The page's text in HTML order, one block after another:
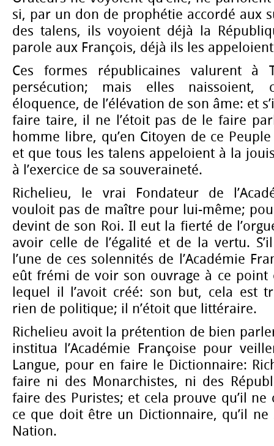
si, par un don de prophétie accordé aux
des talens, ils voyoient déjà la
parole aux François, déjà ils les
Ces formes républicaines valurent à
persécution; mais elles naissoient,
éloquence, de l’élévation de son âme: et
faire taire, il ne l’étoit pas de le faire
homme libre, qu’en Citoyen de ce
et que tous les talens appeloient à la
à l’exercice de sa souveraineté.
Richelieu, le vrai Fondateur de
vouloit pas de maître pour lui-même;
devint de son Roi. Il eut la fierté de
avoir celle de l’égalité et de la vertu.
l’une de ces solennités de l’Académie
eût frémi de voir son ouvrage à ce
lequel il l’avoit créé: son but, cela est
rien de politique; il n’étoit que littéraire.
Richelieu avoit la prétention de bien
institua l’Académie Françoise pour
Langue, pour en faire le Dictionnaire:
faire ni des Monarchistes, ni des
faire des Puristes; et cela prouve qu’il ne
ce que doit être un Dictionnaire, qu’il ne
Nation.